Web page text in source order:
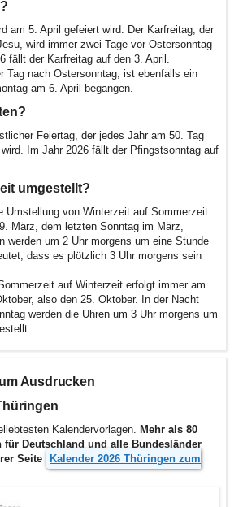
am 5. April gefeiert wird. Der Karfreitag, der
wird immer zwei Tage vor Ostersonntag
fällt der Karfreitag auf den 3. April.
Tag nach Ostersonntag, ist ebenfalls ein
am 6. April begangen.
Feiertag, der jedes Jahr am 50. Tag
Im Jahr 2026 fällt der Pfingstsonntag auf
umgestellt?
Umstellung von Winterzeit auf Sommerzeit
März, dem letzten Sonntag im März,
werden um 2 Uhr morgens um eine Stunde
dass es plötzlich 3 Uhr morgens sein
auf Winterzeit erfolgt immer am
also den 25. Oktober. In der Nacht
werden die Uhren um 3 Uhr morgens um
Ausdrucken
Kalendervorlagen.Mehr als 80
für Deutschland und alle Bundesländer
Seite
Kalender 2026 Thüringen zum